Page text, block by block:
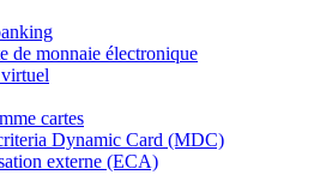
de monnaie électronique
cartes
Dynamic Card (MDC)
externe (ECA)